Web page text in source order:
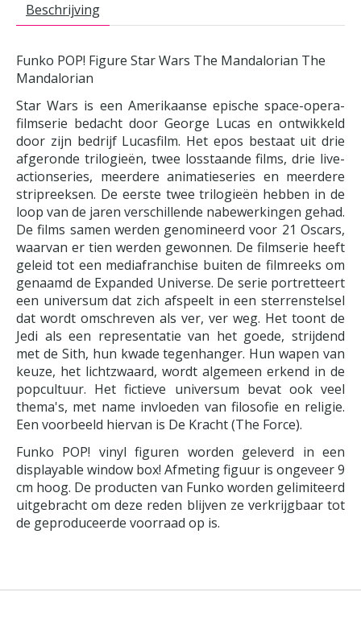
Beschrijving
Funko POP! Figure Star Wars The Mandalorian The
Mandalorian
Star Wars is een Amerikaanse epische space-opera-
filmserie bedacht door George Lucas en ontwikkeld
door zijn bedrijf Lucasfilm. Het epos bestaat uit drie
afgeronde trilogieën, twee losstaande films, drie live-
actionseries, meerdere animatieseries en meerdere
stripreeksen. De eerste twee trilogieën hebben in de
loop van de jaren verschillende nabewerkingen gehad.
De films samen werden genomineerd voor 21 Oscars,
waarvan er tien werden gewonnen. De filmserie heeft
geleid tot een mediafranchise buiten de filmreeks om
genaamd de Expanded Universe. De serie portretteert
een universum dat zich afspeelt in een sterrenstelsel
dat wordt omschreven als ver, ver weg. Het toont de
Jedi als een representatie van het goede, strijdend
met de Sith, hun kwade tegenhanger. Hun wapen van
keuze, het lichtzwaard, wordt algemeen erkend in de
popcultuur. Het fictieve universum bevat ook veel
thema's, met name invloeden van filosofie en religie.
Een voorbeeld hiervan is De Kracht (The Force).
Funko POP! vinyl figuren worden geleverd in een
displayable window box! Afmeting figuur is ongeveer 9
cm hoog. De producten van Funko worden gelimiteerd
uitgebracht om deze reden blijven ze verkrijgbaar tot
de geproduceerde voorraad op is.